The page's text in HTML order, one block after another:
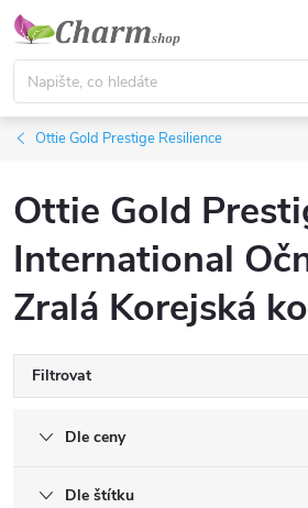
Přejít
obsah
Ottie Gold Prestige Resilience
Ottie Gold
International
Zralá Korejská
Filtrovat
Dle ceny
Dle štítku